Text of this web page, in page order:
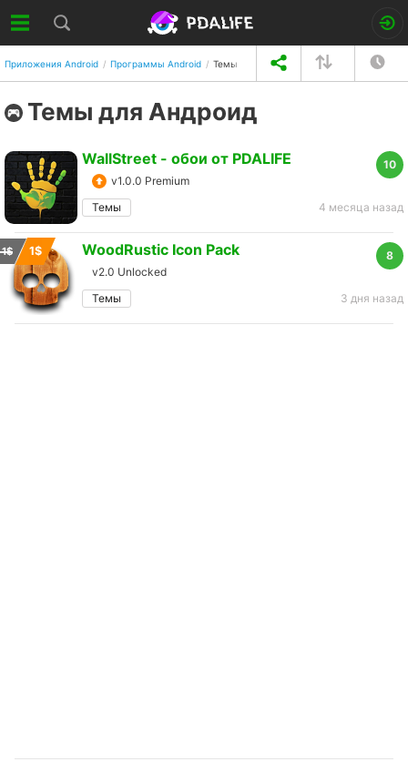
Приложения Android Программы Android Темы
Темы для Андроид
10
WallStreet - обои от PDALIFE
v1.0.0 Premium
Темы
4 месяца назад
1$ 1$ 8
WoodRustic Icon Pack
v2.0 Unlocked
Темы
3 дня назад